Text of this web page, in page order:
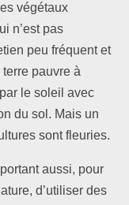
végétaux
n’est pas
peu fréquent et
pauvre à
le soleil avec
du sol. Mais un
sont fleuries.
aussi, pour
d’utiliser des